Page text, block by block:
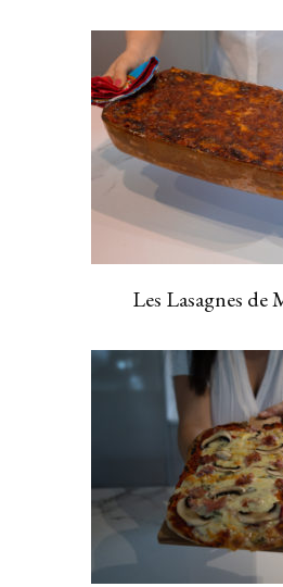
Les Lasagnes de